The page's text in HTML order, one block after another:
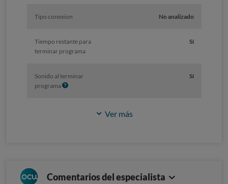
Tipo conexion No analizado
Tiempo restante para
terminar programa
Sí
Sonido al terminar
programa I
Sí
Ver más
Comentarios del especialista